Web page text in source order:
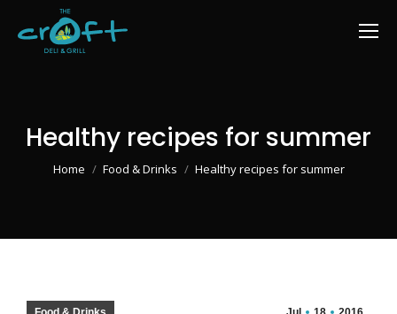
Healthy recipes for summer
You are here:
Home Food & Drinks Healthy recipes for summer